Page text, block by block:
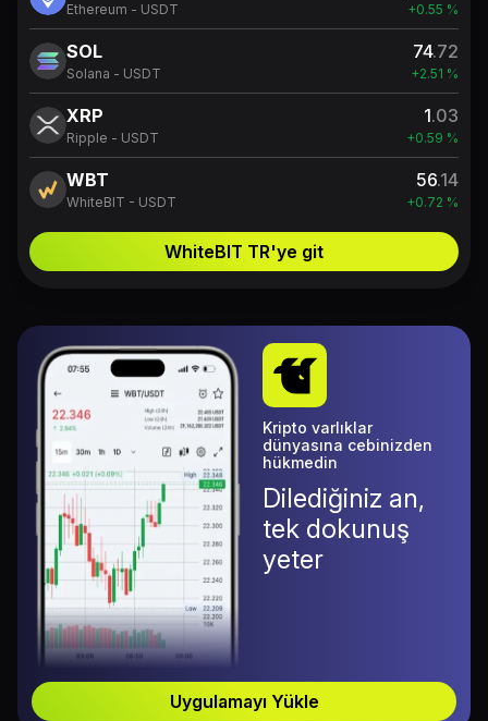
Ethereum - USDT +0.55 %
SOL
Solana - USDT
74.72
+2.51 %
XRP
Ripple - USDT
1.03
+0.59 %
WBT
WhiteBIT - USDT
56.14
+0.72 %
WhiteBIT TR'ye git
Kripto varlıklar
dünyasına cebinizden
hükmedin
Dilediğiniz an,
tek dokunuş
yeter
Uygulamayı Yükle